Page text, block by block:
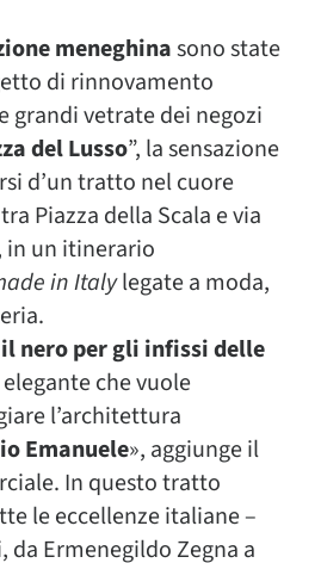
meneghinasono state
di rinnovamento
grandi vetrate dei negozi
del Lusso”, la sensazione
d’un tratto nel cuore
Piazza della Scala e via
in un itinerario
in Italylegate a moda,
nero per gli infissi delle
che vuole
l’architettura
Emanuele», aggiunge il
In questo tratto
le eccellenze italiane –
da Ermenegildo Zegna a